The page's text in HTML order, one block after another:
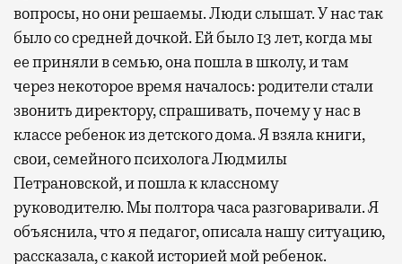
вопросы, но они решаемы. Люди слышат. У нас так
было со средней дочкой. Ей было 13 лет, когда мы
ее приняли в семью, она пошла в школу, и там
через некоторое время началось: родители стали
звонить директору, спрашивать, почему у нас в
классе ребенок из детского дома. Я взяла книги,
свои, семейного психолога Людмилы
Петрановской, и пошла к классному
руководителю. Мы полтора часа разговаривали. Я
объяснила, что я педагог, описала нашу ситуацию,
рассказала, с какой историей мой ребенок.